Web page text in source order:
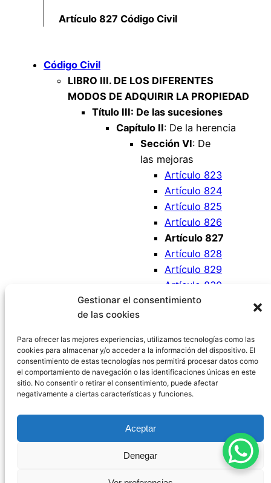
Gestionar el consentimiento
de las cookies
Para ofrecer las mejores experiencias, utilizamos tecnologías como las
cookies para almacenar y/o acceder a la información del dispositivo. El
consentimiento de estas tecnologías nos permitirá procesar datos como
el comportamiento de navegación o las identificaciones únicas en este
sitio. No consentir o retirar el consentimiento, puede afectar
negativamente a ciertas características y funciones.
Aceptar
Denegar
Artículo 827 Código Civil
Código Civil
LIBRO III. DE LOS DIFERENTES
MODOS DE ADQUIRIR LA PROPIEDAD
Título III: De las sucesiones
Capítulo II: De la herencia
Sección VI: De
las mejoras
Artículo 823
Artículo 824
Artículo 825
Artículo 826
Artículo 827
Artículo 828
Artículo 829
Artículo 830
Artículo 831
Política de Privacidad
Política de
Contacto